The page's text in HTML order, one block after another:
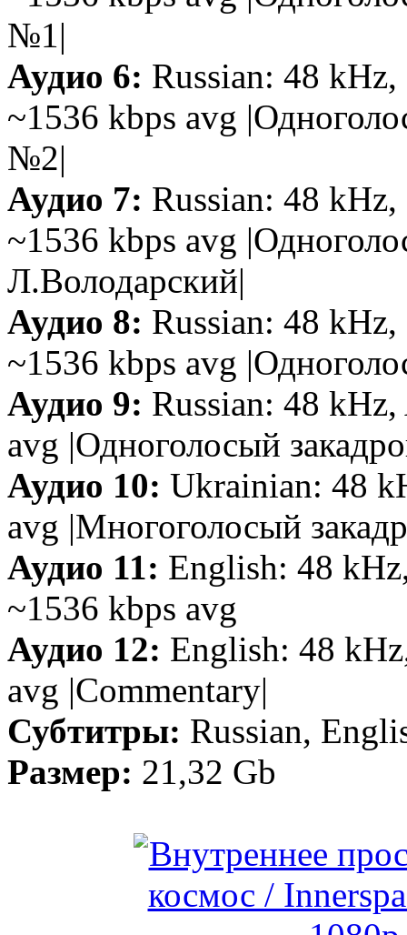
№1|
Аудио 6: Russian: 48
~1536 kbps avg
№2|
Аудио 7: Russian: 48
~1536 kbps avg
Л.Володарский|
Аудио 8: Russian: 48
~1536 kbps avg
Аудио 9: Russian: 48
avg |Одноголосый
Аудио 10: Ukrainian: 48
avg |Многоголосый
Аудио 11: English: 48
~1536 kbps avg
Аудио 12: English: 48
avg |Commentary|
Субтитры: Russian,
Размер: 21,32 Gb